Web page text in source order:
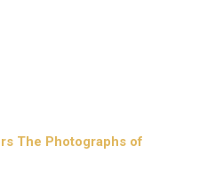
The Photographs of